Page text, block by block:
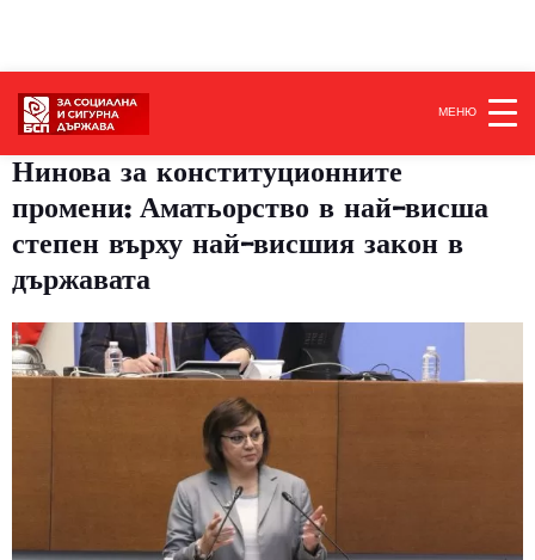
МЕНЮ
Нинова за конституционните
промени: Аматьорство в най-висша
степен върху най-висшия закон в
държавата